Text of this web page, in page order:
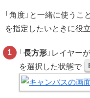
「角度」と一緒に使う
を指定したいときに役
「長方形 」レイヤーが
を選択した状態で